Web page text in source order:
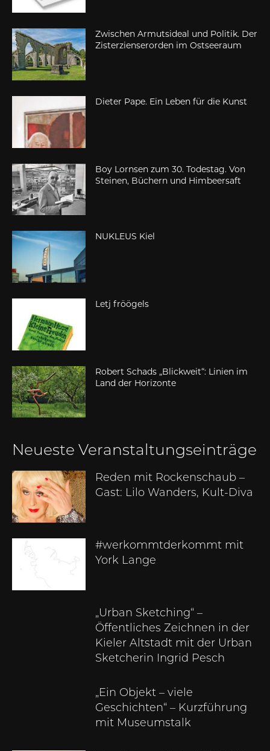
Zwischen Armutsideal und Politik. Der
Zisterzienserorden im Ostseeraum
Dieter Pape. Ein Leben für die Kunst
Boy Lornsen zum 30. Todestag. Von
Steinen, Büchern und Himbeersaft
NUKLEUS Kiel
Letj fröögels
Robert Schads „Blickweit“: Linien im
Land der Horizonte
Neueste Veranstaltungseinträge
Reden mit Rockenschaub –
Gast: Lilo Wanders, Kult-Diva
#werkommtderkommt mit
York Lange
„Urban Sketching“ –
Öffentliches Zeichnen in der
Kieler Altstadt mit der Urban
Sketcherin Ingrid Pesch
„Ein Objekt – viele
Geschichten“ – Kurzführung
mit Museumstalk